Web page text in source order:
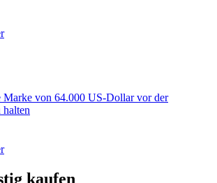
Marke von 64.000 US-Dollar vor der
halten
kaufen